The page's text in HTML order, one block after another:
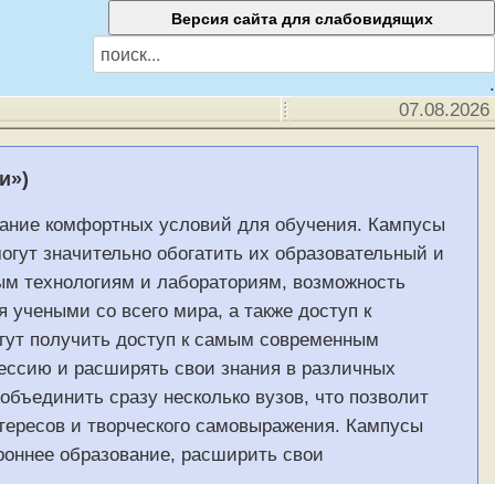
.
07.08.2026
комфортных условий для обучения. Кампусы
значительно обогатить их образовательный и
технологиям и лабораториям, возможность
со всего мира, а также доступ к
получить доступ к самым современным
и расширять свои знания в различных
сразу несколько вузов, что позволит
и творческого самовыражения. Кампусы
образование, расширить свои